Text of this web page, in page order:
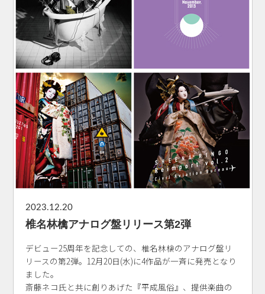
2023.12.20
椎名林檎アナログ盤リリース第2弾
デビュー25周年を記念しての、椎名林檎のアナログ盤リ
リースの第2弾。12月20日(水)に4作品が一斉に発売となり
ました。
斎藤ネコ氏と共に創りあげた『平成風俗』、提供楽曲の